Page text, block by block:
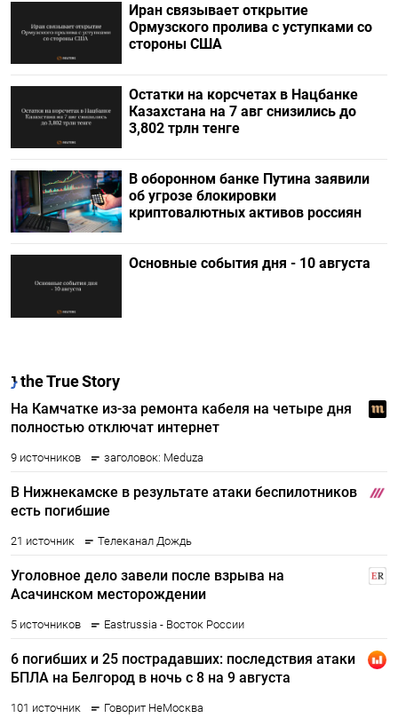
Иран связывает открытие
Ормузского пролива с уступками со
стороны США
Остатки на корсчетах в Нацбанке
Казахстана на 7 авг снизились до
3,802 трлн тенге
В оборонном банке Путина заявили
об угрозе блокировки
криптовалютных активов россиян
Основные события дня - 10 августа